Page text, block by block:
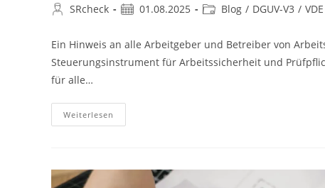
SRcheck 01.08.2025 Blog / DGUV-V3 / VDE
Ein Hinweis an alle Arbeitgeber und Betreiber von
Steuerungsinstrument für Arbeitssicherheit und
für alle…
Weiterlesen